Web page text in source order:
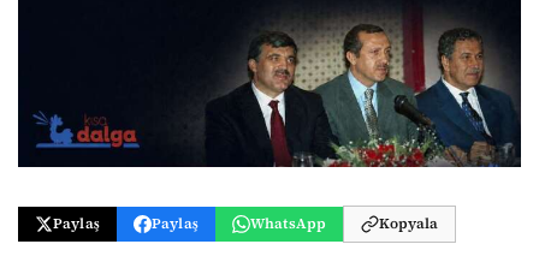
Paylaş Paylaş WhatsApp Kopyala